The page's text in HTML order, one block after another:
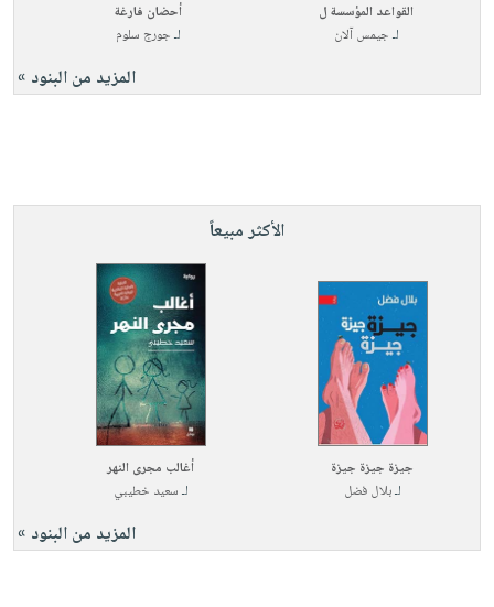
القواعد المؤسسة ل
لـجيمس آلان
أحضان فارغة
لـجورج سلوم
المزيد من البنود »
الأكثر مبيعاً
جيزة جيزة جيزة
لـبلال فضل
أغالب مجرى النهر
لـسعيد خطيبي
المزيد من البنود »